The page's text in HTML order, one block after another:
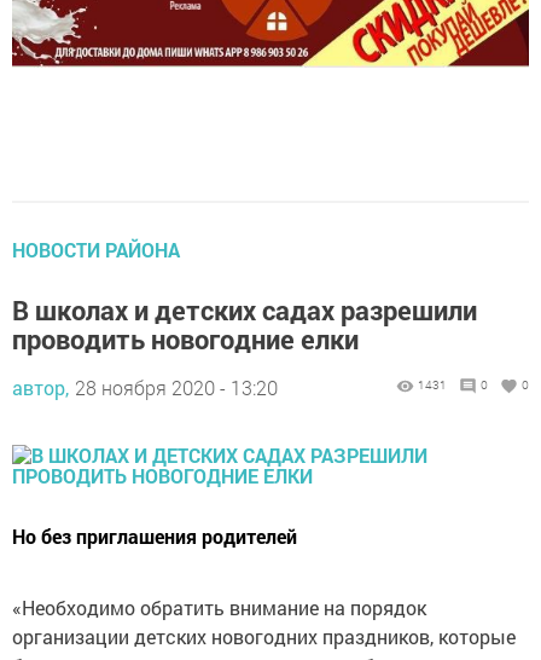
НОВОСТИ РАЙОНА
В школах и детских садах разрешили
проводить новогодние елки
автор, 28 ноября 2020 - 13:20 1431 0 0
Но без приглашения родителей
«Необходимо обратить внимание на порядок
организации детских новогодних праздников, которые